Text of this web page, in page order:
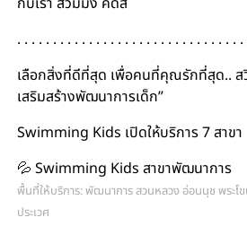
. . . . . . . . . . . . . . . . . . . . . . . . . . . . . . .
เลือกสิ่งที่ดีที่สุด เพื่อคนที่คุณรักที่สุด.. ส
เสริมสร้างพัฒนาการเด็ก”
Swimming Kids เปิดให้บริการ 7 สาขา
💦 Swimming Kids สาขาพัฒนาการ
พื้นที่ให้บริการ: พัฒนาการ สวนหลวง อ่อนนุช พระโ
ประเวศ